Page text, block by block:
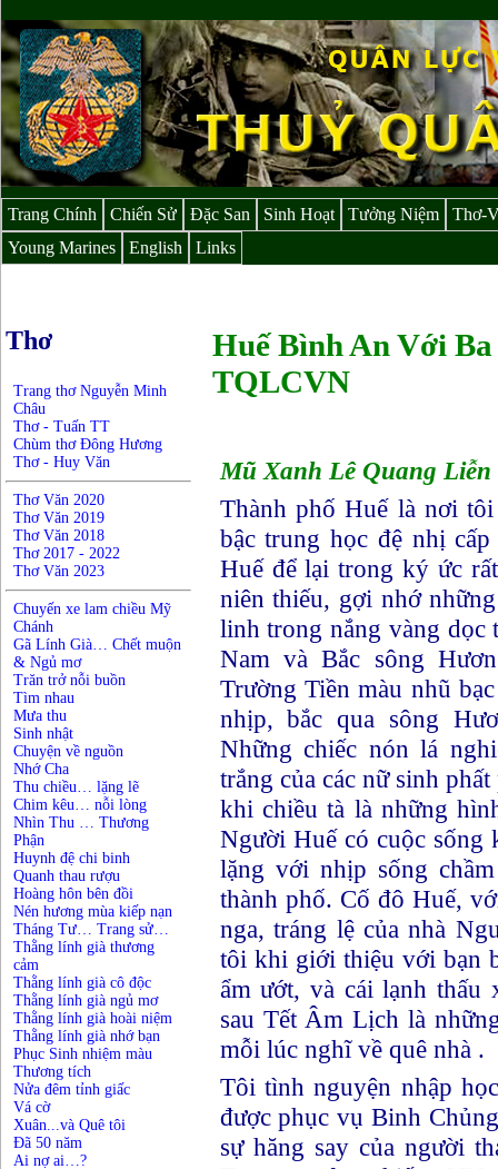
Trang Chính Chiến Sử Đặc San Sinh Hoạt Tưởng Niệm
Thơ-
Young Marines
English Links
Thơ
Trang thơ Nguyễn Minh
Châu
Thơ - Tuấn TT
Chùm thơ Đông Hương
Thơ - Huy Văn
Thơ Văn 2020
Thơ Văn 2019
Thơ Văn 2018
Thơ 2017 - 2022
Thơ Văn 2023
Chuyến xe lam chiều Mỹ
Chánh
Gã Lính Già… Chết muộn
& Ngủ mơ
Trăn trở nỗi buồn
Tìm nhau
Mưa thu
Sinh nhật
Chuyện về nguồn
Nhớ Cha
Thu chiều… lặng lẽ
Chim kêu… nỗi lòng
Nhìn Thu … Thương
Phận
Huynh đệ chi binh
Quanh thau rượu
Hoàng hôn bên đồi
Nén hương mùa kiếp nạn
Tháng Tư… Trang sử…
Thằng lính già thương
cảm
Thằng lính già cô độc
Thằng lính già ngủ mơ
Thằng lính già hoài niệm
Thằng lính già nhớ bạn
Phục Sinh nhiệm màu
Thương tích
Nửa đêm tỉnh giấc
Vá cờ
Xuân...và Quê tôi
Đã 50 năm
Ai nợ ai…?
Huế Bình An Với
TQLCVN
Mũ Xanh Lê Quang Liễn
Thành phố Huế là nơi
bậc trung học đệ nhị
Huế để lại trong ký ức
niên thiếu, gợi nhớ
linh trong nắng vàng dọc
Nam và Bắc sông
Trường Tiền màu nhũ
nhịp, bắc qua sông
Những chiếc nón lá
trắng của các nữ sinh
khi chiều tà là những
Người Huế có cuộc
lặng với nhịp sống
thành phố. Cố đô Huế,
nga, tráng lệ của nhà
tôi khi giới thiệu với bạn
ẩm ướt, và cái lạnh thấu
sau Tết Âm Lịch là
mỗi lúc nghĩ về quê nhà .
Tôi tình nguyện nhập
được phục vụ Binh
sự hăng say của người